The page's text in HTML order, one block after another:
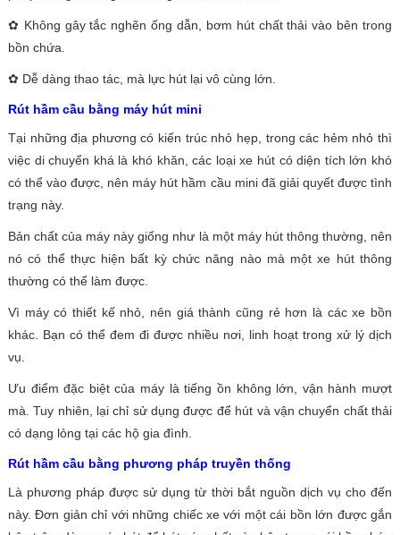
✿ Không gây tắc nghẽn ống dẫn, bơm hút chất thải vào bên trong
bồn chứa.
✿ Dễ dàng thao tác, mà lực hút lại vô cùng lớn.
Rút hầm cầu bằng máy hút mini
Tại những địa phương có kiến trúc nhỏ hẹp, trong các hẻm nhỏ thì
việc di chuyển khá là khó khăn, các loại xe hút có diện tích lớn khó
có thể vào được, nên máy hút hầm cầu mini đã giải quyết được tình
trạng này.
Bản chất của máy này giống như là một máy hút thông thường, nên
nó có thể thực hiện bất kỳ chức năng nào mà một xe hút thông
thường có thể làm được.
Vì máy có thiết kế nhỏ, nên giá thành cũng rẻ hơn là các xe bồn
khác. Bạn có thể đem đi được nhiều nơi, linh hoạt trong xử lý dịch
vụ.
Ưu điểm đặc biệt của máy là tiếng ồn không lớn, vận hành mượt
mà. Tuy nhiên, lại chỉ sử dụng được để hút và vận chuyển chất thải
có dạng lỏng tại các hộ gia đình.
Rút hầm cầu bằng phương pháp truyền thống
Là phương pháp được sử dụng từ thời bắt nguồn dịch vụ cho đến
này. Đơn giản chỉ với những chiếc xe với một cái bồn lớn được gắn